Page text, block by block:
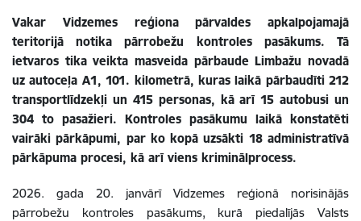
Vakar Vidzemes reģiona pārvaldes apkalpojamajā
teritorijā notika pārrobežu kontroles pasākums. Tā
ietvaros tika veikta masveida pārbaude Limbažu novadā
uz autoceļa A1, 101. kilometrā, kuras laikā pārbaudīti 212
transportlīdzekļi un 415 personas, kā arī 15 autobusi un
304 to pasažieri. Kontroles pasākumu laikā konstatēti
vairāki pārkāpumi, par ko kopā uzsākti 18 administratīvā
pārkāpuma procesi, kā arī viens kriminālprocess.
2026. gada 20. janvārī Vidzemes reģionā norisinājās
pārrobežu kontroles pasākums, kurā piedalījās Valsts